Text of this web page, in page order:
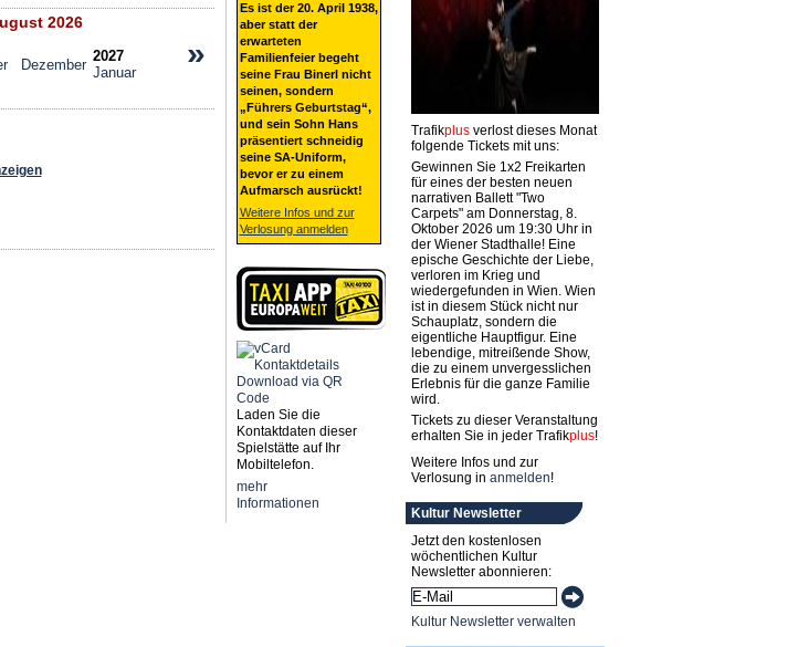
2026
»
Dezember
2027
Januar
Es ist der 20. April 1938,
aber statt der
erwarteten
Familienfeier begeht
seine Frau Binerl nicht
seinen, sondern
„Führers Geburtstag“,
und sein Sohn Hans
präsentiert schneidig
seine SA-Uniform,
bevor er zu einem
Aufmarsch ausrückt!
Weitere Infos und zur
Verlosung anmelden
Laden Sie die
Kontaktdaten dieser
Spielstätte auf Ihr
Mobiltelefon.
mehr
Informationen
Trafikplusverlost dieses Monat
folgende Tickets mit uns:
Gewinnen Sie 1x2 Freikarten
für eines der besten neuen
narrativen Ballett "Two
Carpets" am Donnerstag, 8.
Oktober 2026 um 19:30 Uhr in
der Wiener Stadthalle! Eine
epische Geschichte der Liebe,
verloren im Krieg und
wiedergefunden in Wien. Wien
ist in diesem Stück nicht nur
Schauplatz, sondern die
eigentliche Hauptfigur. Eine
lebendige, mitreißende Show,
die zu einem unvergesslichen
Erlebnis für die ganze Familie
wird.
Tickets zu dieser Veranstaltung
erhalten Sie in jeder Trafikplus!
Weitere Infos und zur
Verlosung in anmelden!
Kultur Newsletter
Jetzt den kostenlosen
wöchentlichen Kultur
Newsletter abonnieren:
Kultur Newsletter verwalten